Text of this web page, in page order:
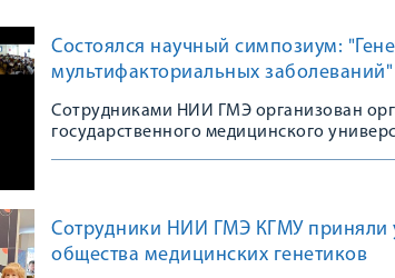
Состоялся научный симпозиум:
мультифакториальных заболеваний"
Сотрудниками НИИ ГМЭ организован
государственного медицинского
Сотрудники НИИ ГМЭ КГМУ приняли
общества медицинских генетиков